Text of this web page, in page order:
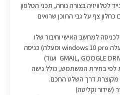
לטלוויזיה בצורה נוחה, תכני הטלפון
כחלון צף על גבי התוכן שרואים
למחשב האישי וחיבור שלו
בצורה אלחוטית ( עם מערכת הפעלה windows 10 pro ומעלה) כניסה
לפי בחירת המשתמש, כולל גישה
מקוצרת דרך השלט החכם.
וקליטה)